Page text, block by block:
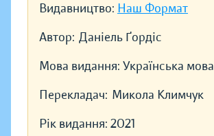
Видавництво: Наш Формат
Автор: Даніель Ґордіс
Мова видання: Українська мова
Перекладач: Микола Климчук
Рік видання: 2021